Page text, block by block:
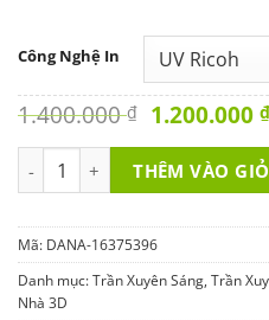
Công Nghệ In
1.400.000₫ Original
was:
1.400.000
1.200.000 ₫
Trần Xuyên Sáng LED 3D
THÊM VÀO
Mã: DANA-16375396
Danh mục:Trần Xuyên Sáng, Trần
Nhà 3D